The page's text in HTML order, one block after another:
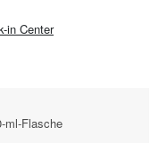
in Center
ml-Flasche